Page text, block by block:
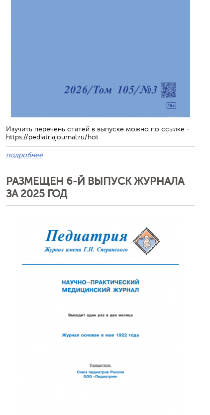
Изучить перечень статей в выпуске можно по ссылке -
https://pediatriajournal.ru/hot
подробнее
РАЗМЕЩЕН 6-Й ВЫПУСК ЖУРНАЛА
ЗА 2025 ГОД